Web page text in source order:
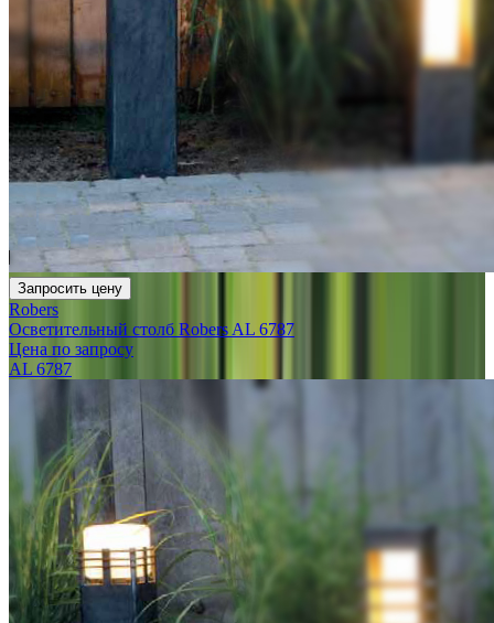
Запросить цену
Robers
Осветительный столб Robers AL 6787
Цена по запросу
AL 6787